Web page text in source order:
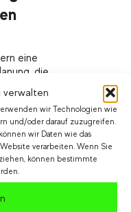
verwalten
wir Technologien wie
und/oder darauf zuzugreifen.
wir Daten wie das
verarbeiten. Wenn Sie
können bestimmte
eine
die
berücksichtigt.
des
angeboten
zu erschließen und
Dies kann die
wie
Social Media
umfassen.